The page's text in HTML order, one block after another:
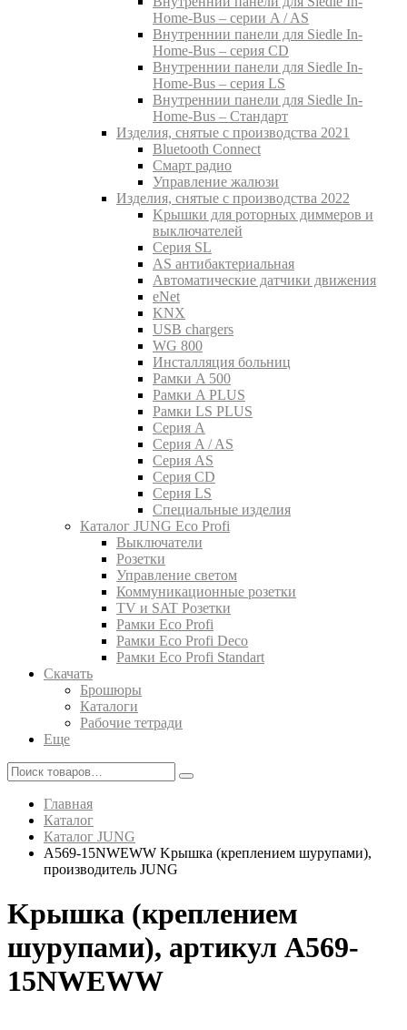
Home-Bus – серии A / AS
Внутреннии панели для Siedle In-
Home-Bus – серия CD
Внутреннии панели для Siedle In-
Home-Bus – серия LS
Внутреннии панели для Siedle In-
Home-Bus – Стандарт
Изделия, снятые с производства 2021
Bluetooth Connect
Смарт радио
Управление жалюзи
Изделия, снятые с производства 2022
Kрышки для роторных диммеров и
выключателей
Серия SL
AS антибактериальная
Aвтоматические датчики движения
eNet
KNX
USB chargers
WG 800
Инсталляция больниц
Рамки A 500
Рамки A PLUS
Рамки LS PLUS
Серия A
Серия A / AS
Серия AS
Серия CD
Серия LS
Специальные изделия
Каталог JUNG Eco Profi
Выключатели
Розетки
Управление светом
Коммуникационные розетки
TV и SAT Розетки
Рамки Eco Profi
Рамки Eco Profi Deco
Рамки Eco Profi Standart
Скачать
Брошюры
Каталоги
Рабочие тетради
Еще
Главная
Каталог
Каталог JUNG
A569-15NWEWW Kрышка (креплением шурупами),
производитель JUNG
Kрышка (креплением
шурупами), артикул A569-
15NWEWW